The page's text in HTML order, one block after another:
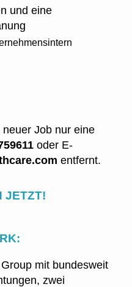
und eine
Job nur eine
oder E-
entfernt.
JETZT!
mit bundesweit
zwei